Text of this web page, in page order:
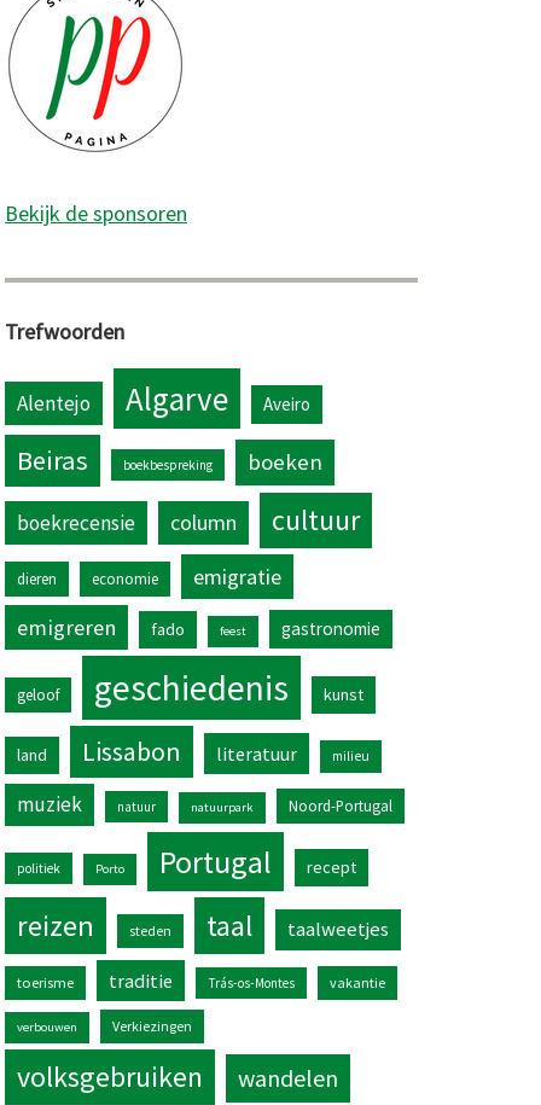
Bekijk de sponsoren
Trefwoorden
Alentejo Algarve Aveiro
Beiras boekbespreking boeken
boekrecensie column cultuur
dieren economie
emigratie
emigreren
fado feest gastronomie
geloof geschiedenis kunst
land Lissabon literatuur milieu
muziek natuur natuurpark Noord-Portugal
politiek Porto Portugal recept
reizen steden taal taalweetjes
toerisme traditie Trás-os-Montes vakantie
verbouwen Verkiezingen
volksgebruiken wandelen